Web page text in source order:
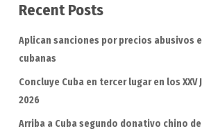
Recent Posts
Aplican sanciones por precios abusivos
cubanas
Concluye Cuba en tercer lugar en los XXV
2026
Arriba a Cuba segundo donativo chino